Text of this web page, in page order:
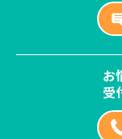
お
受